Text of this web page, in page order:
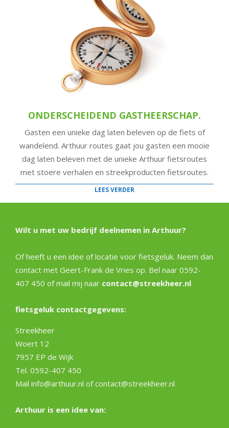
ONDERSCHEIDEND GASTHEERSCHAP.
Gasten een unieke dag laten beleven op de fiets of
wandelend. Arthuur routes gaat jou gasten een mooie
dag laten beleven met de unieke Arthuur fietsroutes
met stoere verhalen en streekproducten fietsroutes.
LEES VERDER
Wilt u met uw bedrijf deelnemen in Arthuur?
Of heeft u een idee of locatie voor fietsgeluk. Neem dan
contact met Geert-Frank de Vries op. Bel naar 0592-
407 450 of mail mij naar contact@streekheer.nl
fietsgeluk contactgegevens:
Streekheer
Woert 12
7957 EP de Wijk
Tel. 0592-407 450
Mail info@arthuur.nl of contact@streekheer.nl
Arthuur is een idee van: